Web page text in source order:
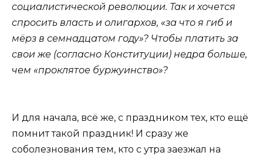
социалистической революции. Так и хочется
спросить власть и олигархов, «за что я гиб и
мёрз в семнадцатом году»? Чтобы платить за
свои же (согласно Конституции) недра больше,
чем «проклятое буржуинство»?
И для начала, всё же, с праздником тех, кто ещё
помнит такой праздник! И сразу же
соболезнования тем, кто с утра заезжал на